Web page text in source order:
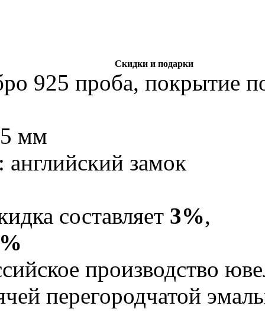
Скидки и подарки
925 проба, покрытие
мм
английский замок
составляет 3%,
производство
перегородчатой